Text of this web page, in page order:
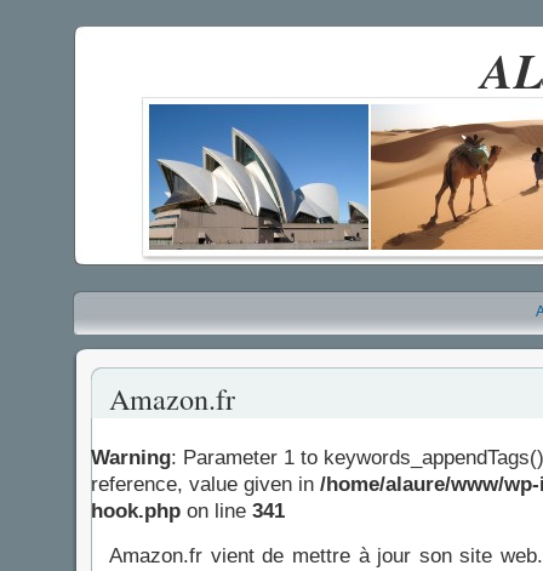
Amazon.fr
Warning: Parameter 1 to
reference, value given in /home/alaure/www/
hook.php on line 341
Amazon.fr vient de mettre à jour son site